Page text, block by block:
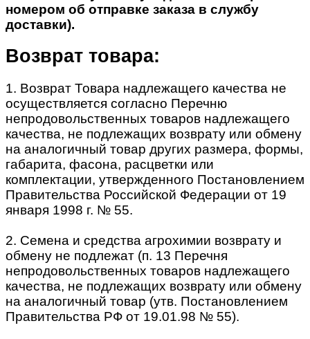
номером об отправке заказа в службу
доставки).
Возврат товара:
1. Возврат Товара надлежащего качества не
осуществляется согласно Перечню
непродовольственных товаров надлежащего
качества, не подлежащих возврату или обмену
на аналогичный товар других размера, формы,
габарита, фасона, расцветки или
комплектации, утвержденного Постановлением
Правительства Российской Федерации от 19
января 1998 г. № 55.
2. Семена и средства агрохимии возврату и
обмену не подлежат (п. 13 Перечня
непродовольственных товаров надлежащего
качества, не подлежащих возврату или обмену
на аналогичный товар (утв. Постановлением
Правительства РФ от 19.01.98 № 55).